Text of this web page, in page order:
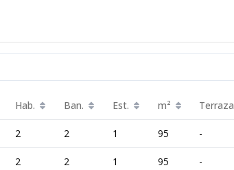
Hab. Ban. Est. m² Terraza
2 2 1 95 -
2 2 1 95 -